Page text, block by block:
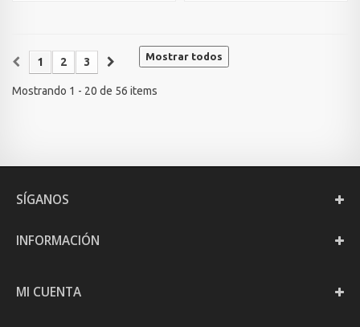
Mostrar todos
1 2 3
Mostrando 1 - 20 de 56 items
SÍGANOS
INFORMACIÓN
MI CUENTA